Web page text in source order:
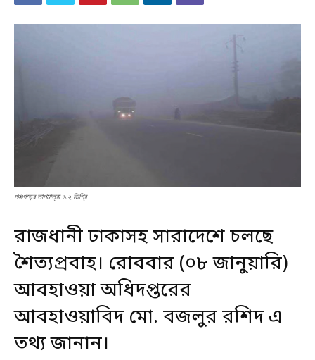
পঞ্চগড়ের তাপমাত্রা ৬.২ ডিগ্রি
রাজধানী ঢাকাসহ সারাদেশে চলছে
শৈত্যপ্রবাহ। রোববার (০৮ জানুয়ারি)
আবহাওয়া অধিদপ্তরের
আবহাওয়াবিদ মো. বজলুর রশিদ এ
তথ্য জানান।